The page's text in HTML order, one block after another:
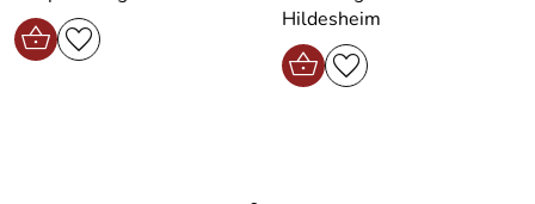
Hildesheim